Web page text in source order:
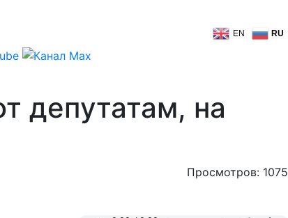
EN RU
депутатам, на
Просмотров: 1075